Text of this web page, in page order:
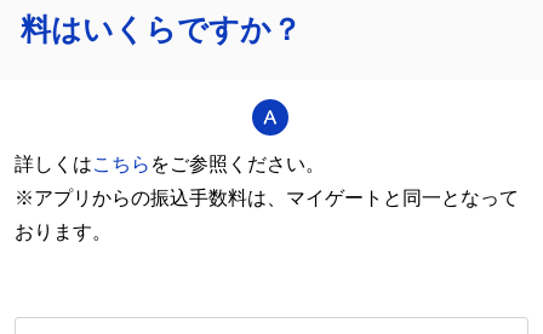
料はいくらですか？
詳しくはこちら をご参照ください。
※アプリからの振込手数料は、マイゲートと同一となって
おります。